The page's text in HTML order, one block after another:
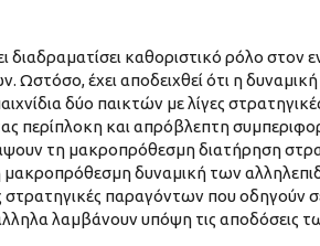
διαδραματίσει καθοριστικό ρόλο στον
Ωστόσο, έχει αποδειχθεί ότι η
δύο παικτών με λίγες
περίπλοκη και απρόβλεπτη
τη μακροπρόθεσμη διατήρηση
μακροπρόθεσμη δυναμική των
στρατηγικές παραγόντων που οδηγούν
λαμβάνουν υπόψη τις αποδόσεις